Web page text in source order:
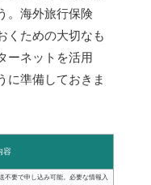
。海外旅行保険
くための大切なも
ーネットを活用
に準備しておきま
容
不要で申し込み可能。必要な情報入